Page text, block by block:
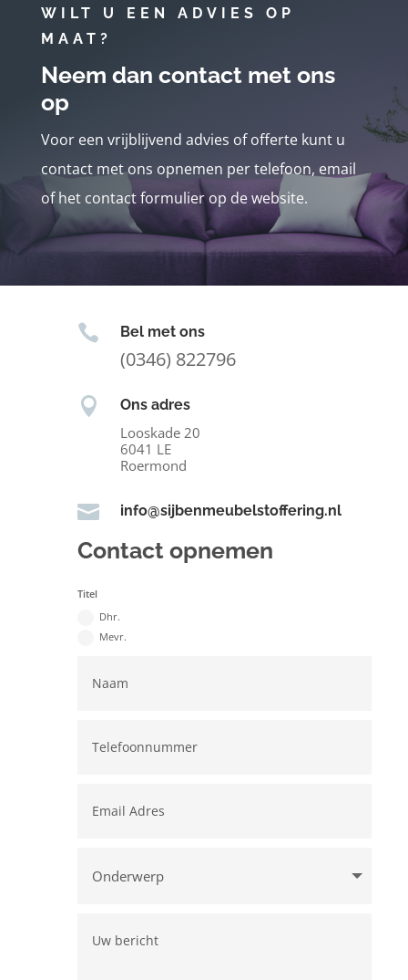
WILT U EEN ADVIES OP
MAAT?
Neem dan contact met ons
op
Voor een vrijblijvend advies of offerte kunt u
contact met ons opnemen per telefoon, email
of het contact formulier op de website.
 Bel met ons
(0346) 822796
 Ons adres
Looskade 20
6041 LE
Roermond
 info@sijbenmeubelstoffering.nl
Contact opnemen
Titel
Dhr.
Mevr.